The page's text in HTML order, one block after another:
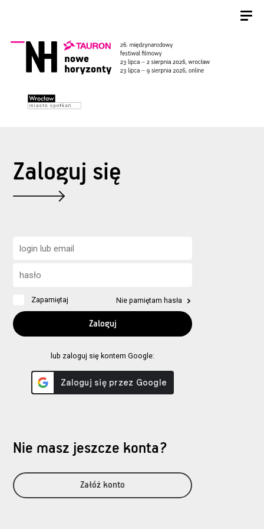
Zaloguj się
Zapamiętaj Nie pamiętam hasła
lub zaloguj się kontem Google:
Nie masz jeszcze konta?
Załóż konto